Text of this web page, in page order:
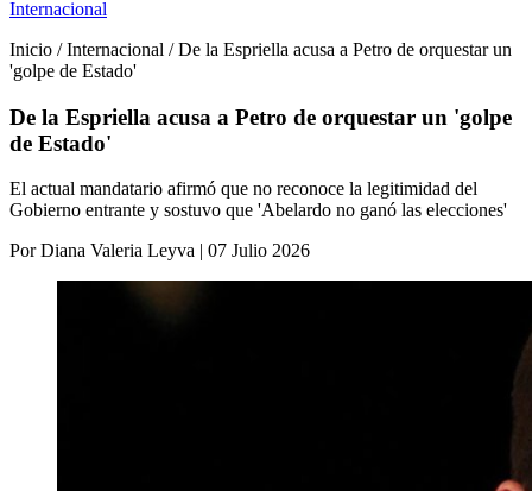
Internacional
Inicio / Internacional / De la Espriella acusa a Petro de orquestar un
'golpe de Estado'
De la Espriella acusa a Petro de orquestar un 'golpe
de Estado'
El actual mandatario afirmó que no reconoce la legitimidad del
Gobierno entrante y sostuvo que 'Abelardo no ganó las elecciones'
Por Diana Valeria Leyva | 07 Julio 2026